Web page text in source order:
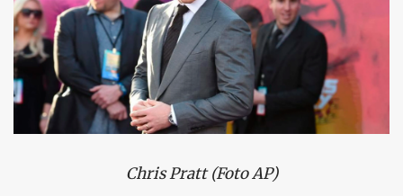
Chris Pratt (Foto AP)